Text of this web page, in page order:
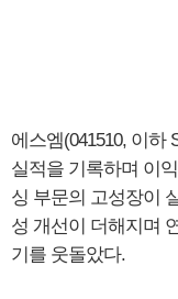
에스엠(041510, 이하
실적을 기록하며 이
싱 부문의 고성장이
성 개선이 더해지며
기를 웃돌았다.